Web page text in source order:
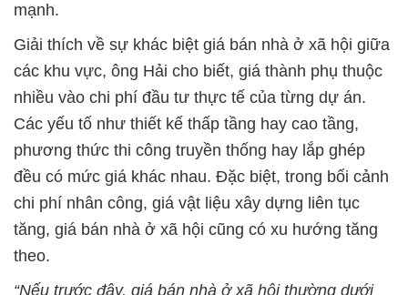
mạnh.
Giải thích về sự khác biệt giá bán nhà ở xã hội giữa
các khu vực, ông Hải cho biết, giá thành phụ thuộc
nhiều vào chi phí đầu tư thực tế của từng dự án.
Các yếu tố như thiết kế thấp tầng hay cao tầng,
phương thức thi công truyền thống hay lắp ghép
đều có mức giá khác nhau. Đặc biệt, trong bối cảnh
chi phí nhân công, giá vật liệu xây dựng liên tục
tăng, giá bán nhà ở xã hội cũng có xu hướng tăng
theo.
“Nếu trước đây, giá bán nhà ở xã hội thường dưới